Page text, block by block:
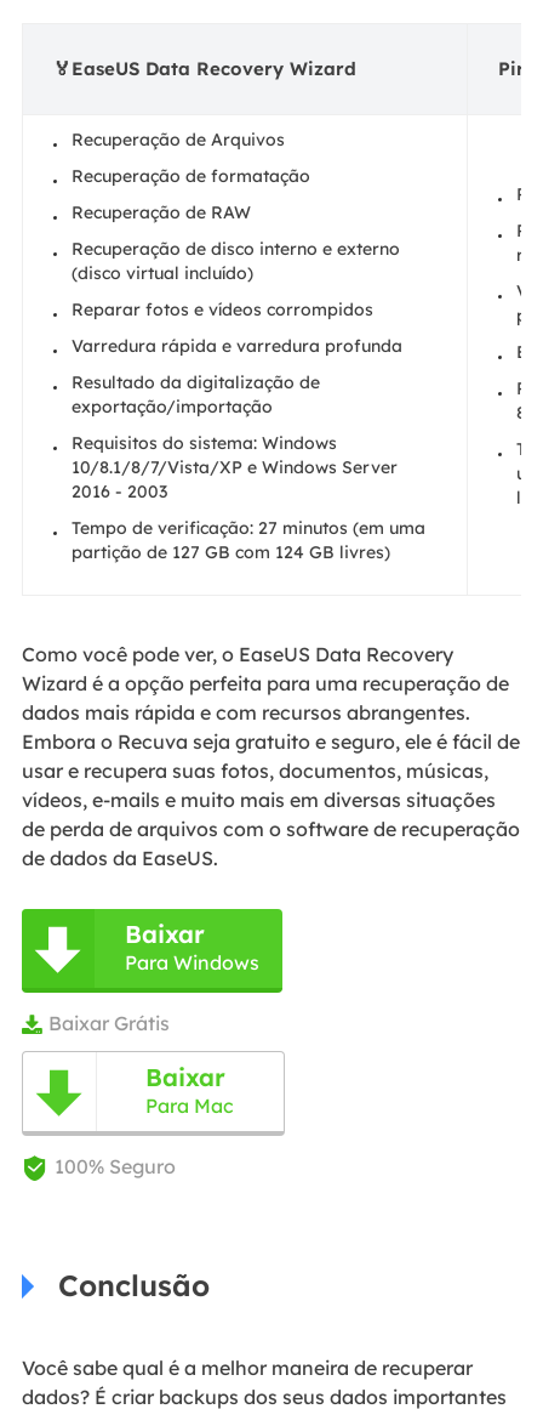
🏅EaseUS Data Recovery Wizard
Recuperação de Arquivos
Recuperação de formatação
Recuperação de RAW
Recuperação de disco interno e externo
(disco virtual incluído)
Reparar fotos e vídeos corrompidos
Varredura rápida e varredura profunda
Resultado da digitalização de
exportação/importação
Requisitos do sistema: Windows
10/8.1/8/7/Vista/XP e Windows Server
2016 - 2003
Tempo de verificação: 27 minutos (em uma
partição de 127 GB com 124 GB livres)
Como você pode ver, o EaseUS Data Recovery
Wizard é a opção perfeita para uma recuperação de
dados mais rápida e com recursos abrangentes.
Embora o Recuva seja gratuito e seguro, ele é fácil de
usar e recupera suas fotos, documentos, músicas,
vídeos, e-mails e muito mais em diversas situações
de perda de arquivos com o software de recuperação
de dados da EaseUS.
 Baixar
Para Windows
 Baixar Grátis
 Baixar
Para Mac
 100% Seguro
Conclusão
Você sabe qual é a melhor maneira de recuperar
dados? É criar backups dos seus dados importantes